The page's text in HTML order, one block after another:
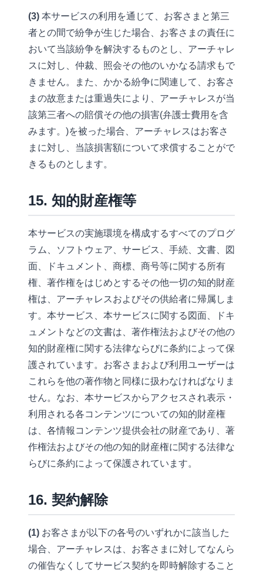
(3) 本サービスの利用を通じて、お客さまと第三
者との間で紛争が生じた場合、お客さまの責任に
おいて当該紛争を解決するものとし、アーチャレ
スに対し、仲裁、照会その他のいかなる請求もで
きません。また、かかる紛争に関連して、お客さ
まの故意または重過失により、アーチャレスが当
該第三者への賠償その他の損害(弁護士費用を含
みます。)を被った場合、アーチャレスはお客さ
まに対し、当該損害額について求償することがで
きるものとします。
15. 知的財産権等
本サービスの実施環境を構成するすべてのプログ
ラム、ソフトウェア、サービス、手続、文書、図
面、ドキュメント、商標、商号等に関する所有
権、著作権をはじめとするその他一切の知的財産
権は、アーチャレスおよびその供給者に帰属しま
す。本サービス、本サービスに関する図面、ドキ
ュメントなどの文書は、著作権法およびその他の
知的財産権に関する法律ならびに条約によって保
護されています。お客さまおよび利用ユーザーは
これらを他の著作物と同様に扱わなければなりま
せん。なお、本サービスからアクセスされ表示・
利用される各コンテンツについての知的財産権
は、各情報コンテンツ提供会社の財産であり、著
作権法およびその他の知的財産権に関する法律な
らびに条約によって保護されています。
16. 契約解除
(1) お客さまが以下の各号のいずれかに該当した
場合、アーチャレスは、お客さまに対してなんら
の催告なくしてサービス契約を即時解除すること